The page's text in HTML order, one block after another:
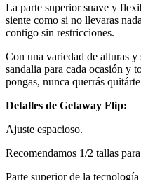
La parte superior suave y
siente como si no llevaras
contigo sin restricciones.
Con una variedad de alturas y
sandalia para cada ocasión y
pongas, nunca querrás
Detalles de Getaway Flip:
Ajuste espacioso.
Recomendamos 1/2 tallas
Parte superior de la